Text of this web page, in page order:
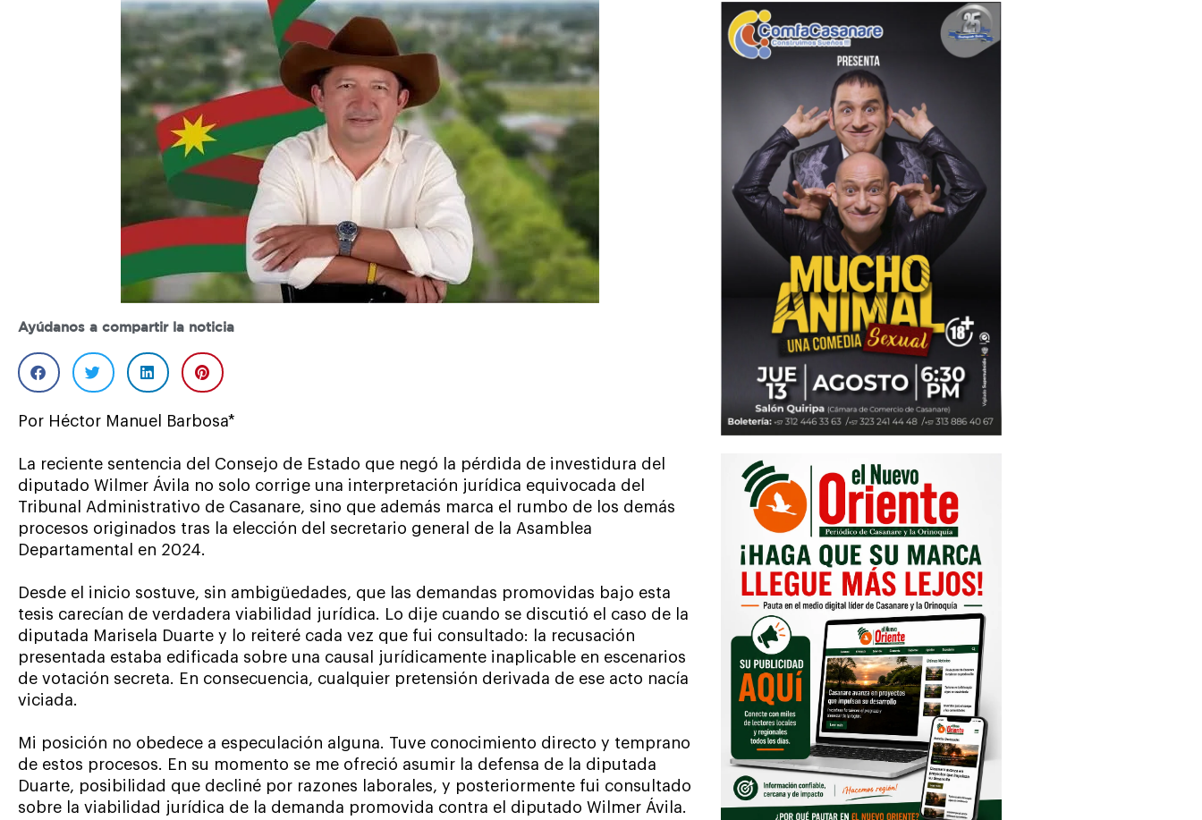
Ayúdanos a compartir la noticia
Por Héctor Manuel Barbosa*
La reciente sentencia del Consejo de Estado que negó la pérdida de investidura del
diputado Wilmer Ávila no solo corrige una interpretación jurídica equivocada del
Tribunal Administrativo de Casanare, sino que además marca el rumbo de los demás
procesos originados tras la elección del secretario general de la Asamblea
Departamental en 2024.
Desde el inicio sostuve, sin ambigüedades, que las demandas promovidas bajo esta
tesis carecían de verdadera viabilidad jurídica. Lo dije cuando se discutió el caso de la
diputada Marisela Duarte y lo reiteré cada vez que fui consultado: la recusación
presentada estaba edificada sobre una causal jurídicamente inaplicable en escenarios
de votación secreta. En consecuencia, cualquier pretensión derivada de ese acto nacía
viciada.
Mi posición no obedece a especulación alguna. Tuve conocimiento directo y temprano
de estos procesos. En su momento se me ofreció asumir la defensa de la diputada
Duarte, posibilidad que decliné por razones laborales, y posteriormente fui consultado
sobre la viabilidad jurídica de la demanda promovida contra el diputado Wilmer Ávila.